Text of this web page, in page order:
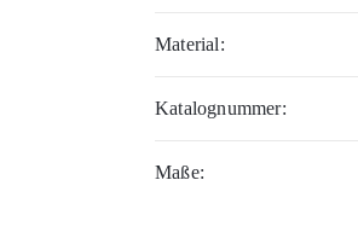
Material:
Katalognummer:
Maße: